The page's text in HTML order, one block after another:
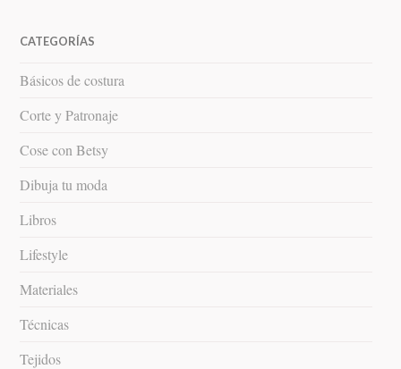
CATEGORÍAS
Básicos de costura
Corte y Patronaje
Cose con Betsy
Dibuja tu moda
Libros
Lifestyle
Materiales
Técnicas
Tejidos